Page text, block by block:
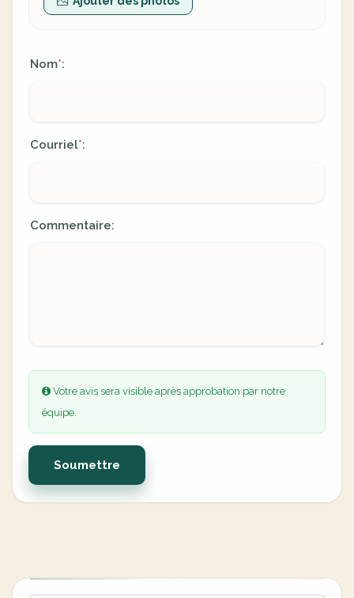
Nom*:
Courriel*:
Commentaire:
Votre avis sera visible après approbation par notre
équipe.
Soumettre